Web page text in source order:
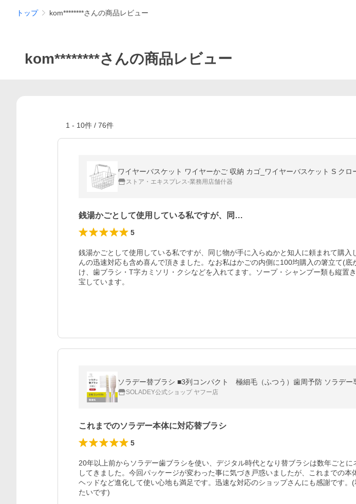
トップ kom********さんの商品レビュー
kom********さんの商品レビュー
1 - 10件 / 76件
ワイヤーバスケット ワイヤーかご 収納 カゴ_ワイヤーバスケット S ク
ストア・エキスプレス-業務用店舗什器
銭湯かごとして使用している私ですが、同…
5
銭湯かごとして使用している私ですが、同じ物が手に入らぬかと知人に頼まれて購入
んの迅速対応も含め喜んで頂きました。なお私はかごの内側に100均購入の箸立て(底
け、歯ブラシ・T字カミソリ・クシなどを入れてます。ソープ・シャンプー類も縦置
宝しています。
ソラデー替ブラシ ■3列コンパクト 極細毛（ふつう）歯周予防 ソラデー
SOLADEY公式ショップ ヤフー店
これまでのソラデー本体に対応替ブラシ
5
20年以上前からソラデー歯ブラシを使い、デジタル時代となり替ブラシは数年ごとに
してきました。今回パッケージが変わった事に気づき戸惑いましたが、これまでの本
ヘッドなど進化して使い心地も満足です。迅速な対応のショップさんにも感謝です。
たいです)